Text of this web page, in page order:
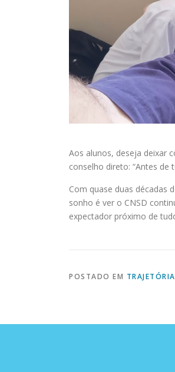
Aos alunos, deseja deixar
conselho direto: “Antes de
Com quase duas décadas
sonho é ver o CNSD
expectador próximo de
POSTADO EM